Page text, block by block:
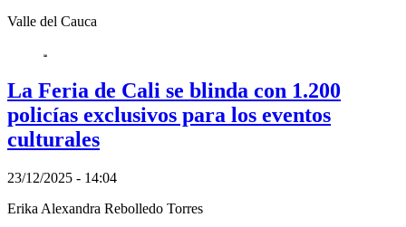
Valle del Cauca
La Feria de Cali se blinda con 1.200
policías exclusivos para los eventos
culturales
23/12/2025 - 14:04
Erika Alexandra Rebolledo Torres